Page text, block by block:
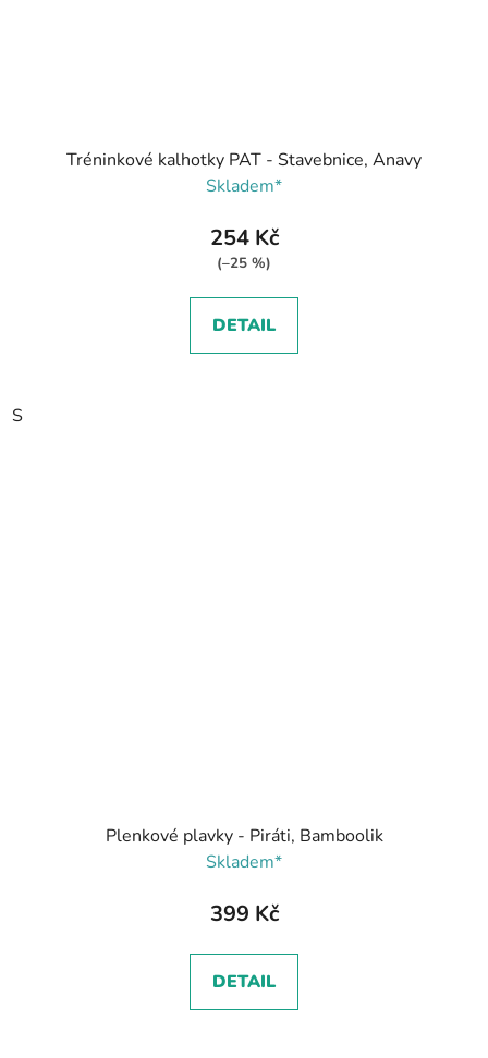
Tréninkové kalhotky PAT - Stavebnice, Anavy
Skladem*
254 Kč
(–25 %)
DETAIL
S
Plenkové plavky - Piráti, Bamboolik
Skladem*
399 Kč
DETAIL